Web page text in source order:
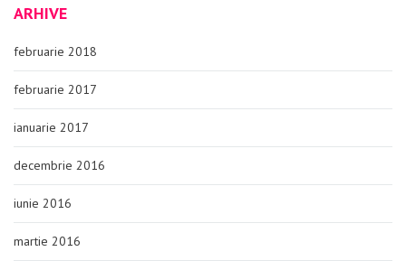
ARHIVE
februarie 2018
februarie 2017
ianuarie 2017
decembrie 2016
iunie 2016
martie 2016